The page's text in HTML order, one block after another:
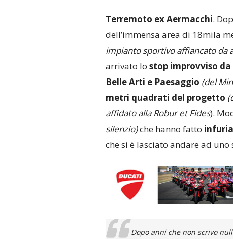
Terremoto ex Aermacchi.
dell’immensa area di 18mila
impianto sportivo affiancato da
arrivato lo stop improvviso
Belle Arti e Paesaggio (del
metri quadrati del progetto
affidato alla Robur et Fides).
silenzio)che hanno fatto
che si è lasciato andare ad
Dopo anni che non scrivo